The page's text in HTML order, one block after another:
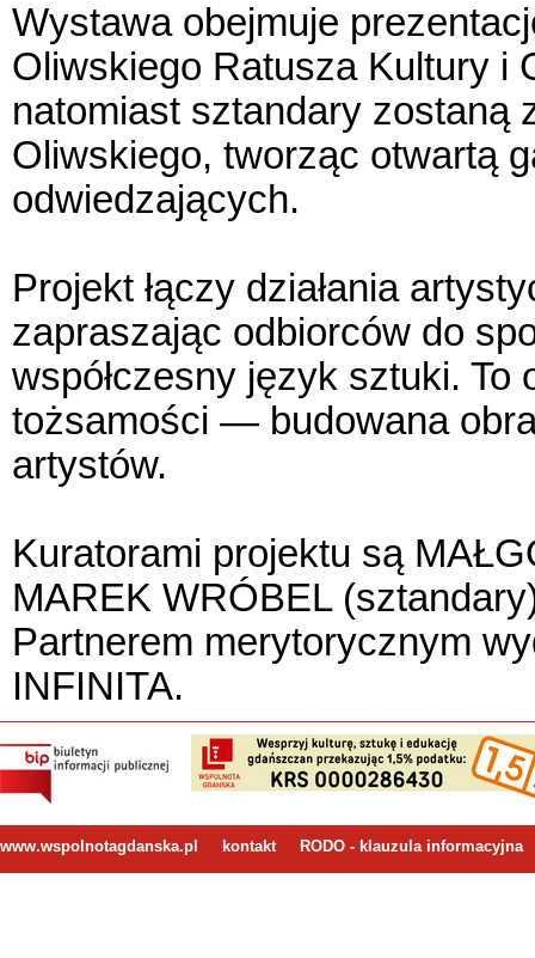
Wystawa obejmuje
Oliwskiego Ratusza Kultury i
natomiast sztandary zostaną
Oliwskiego, tworząc otwartą
odwiedzających.
Projekt łączy działania
zapraszając odbiorców do
współczesny język sztuki.
tożsamości — budowana
artystów.
Kuratorami projektu są
MAREK WRÓBEL
Partnerem merytorycznym
INFINITA.
www.wspolnotagdanska.pl kontakt RODO - klauzula informacyjna